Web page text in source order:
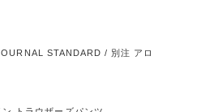
STANDARD / 別注 アロ